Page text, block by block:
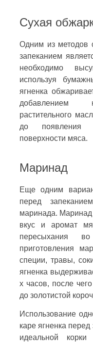
Сухая
Одним из методов
запеканием
необходимо
используя
ягненка
добавлением
растительного
до появления
поверхности мяса.
Маринад
Еще одним
перед
маринада. Маринад
вкус и аромат
пересыхания
приготовления
специи, травы,
ягненка
х часов, после
до золотистой
Использование
каре ягненка
идеальной